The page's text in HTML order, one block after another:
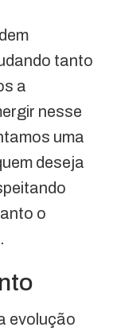
tanto
a
nesse
uma
deseja
o
evolução